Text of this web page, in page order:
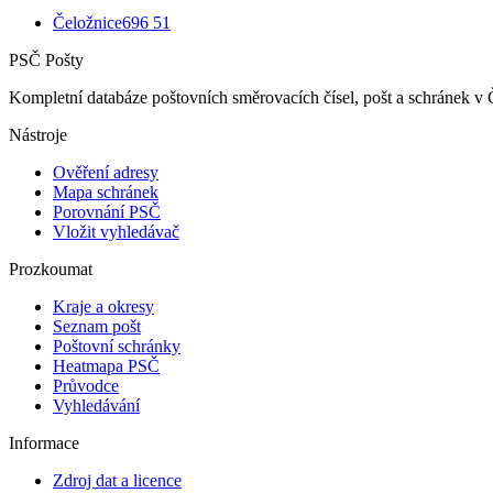
Čeložnice696 51
PSČ Pošty
Kompletní databáze poštovních směrovacích čísel, pošt a schránek v
Nástroje
Ověření adresy
Mapa schránek
Porovnání PSČ
Vložit vyhledávač
Prozkoumat
Kraje a okresy
Seznam pošt
Poštovní schránky
Heatmapa PSČ
Průvodce
Vyhledávání
Informace
Zdroj dat a licence